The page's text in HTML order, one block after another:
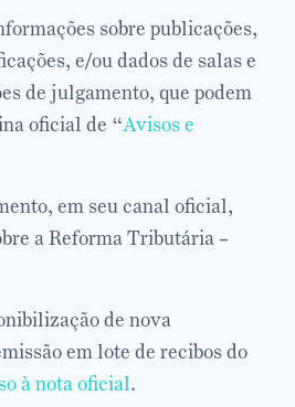
sobre publicações,
e/ou dados de salas e
de julgamento, que podem
oficial de “Avisos e
em seu canal oficial,
a Reforma Tributária –
de nova
em lote de recibos do
à nota oficial.